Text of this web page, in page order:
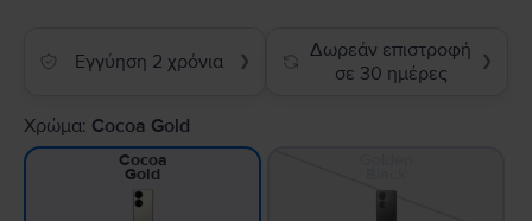
Εγγύηση 2 χρόνια ❯
Δωρεάν επιστροφή
σε 30 ημέρες
❯
Χρώμα: Cocoa Gold
Cocoa
Gold